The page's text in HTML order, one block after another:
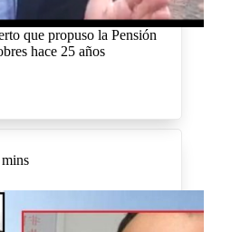
que propuso la Pensión
hace 25 años